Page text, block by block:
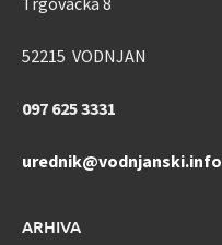
52215 VODNJAN
097 625 3331
urednik@vodnjanski.info
ARHIVA